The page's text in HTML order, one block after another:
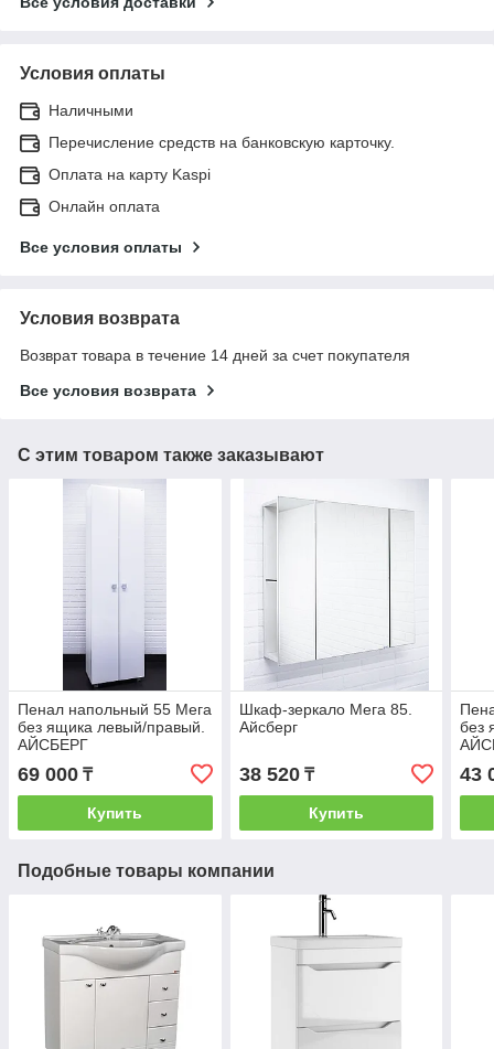
Условия оплаты
Наличными
Перечисление средств на банковскую карточку.
Оплата на карту Kaspi
Онлайн оплата
Все условия оплаты
Условия возврата
Возврат товара в течение 14 дней за счет покупателя
Все условия возврата
С этим товаром также заказывают
Пенал напольный 55 Мега
без ящика левый/правый.
АЙСБЕРГ
69 000 ₸
Купить
Шкаф-зеркало Мега 85.
Айсберг
38 520₸
Купить
без
43
Подобные товары компании